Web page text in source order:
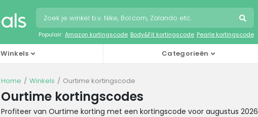
Populair: Amazon kortingscode Body&Fit kortingscode Pearle kortingscode
Winkels Categorieën
Home Winkels Ourtime kortingscode
Ourtime kortingscodes
Profiteer van Ourtime korting met een kortingscode voor augustus 2026